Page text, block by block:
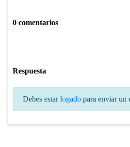
0 comentarios
Respuesta
Debes estarlogadopara enviar un